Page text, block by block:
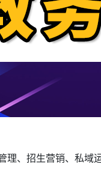
理、招生营销、私域